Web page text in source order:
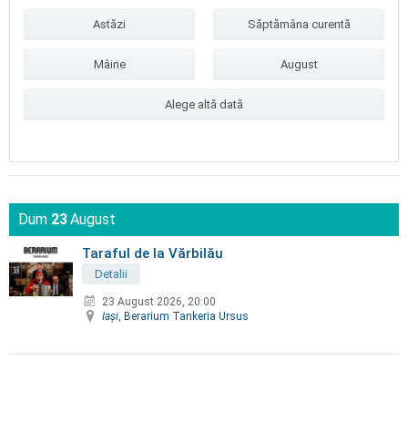
Astăzi
Mâine
Săptămâna curentă
August
Alege altă dată
Dum 23August
Taraful de la Vărbilău
Detalii
23 August 2026, 20:00
Iaşi , Berarium Tankeria Ursus